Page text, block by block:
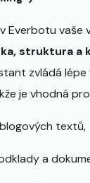
Everbotu vaše
struktura a
zvládá
je vhodná
textů,
a